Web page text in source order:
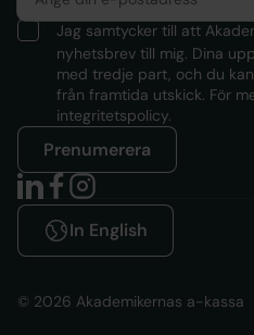
In English
Jag samtycker till att
nyhetsbrev till mig. Dina
med tredje part, och du
från framtida utskick. För
integritetspolicy.
Prenumerera
© 2026 Akademikernas a-kassa